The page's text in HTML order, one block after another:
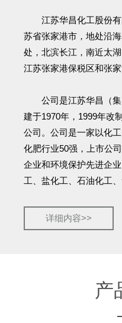
江苏华昌化工股份
苏省张家港市，地处沿
处，北滨长江，南近太
江苏张家港保税区和张
公司是江苏华昌（集
建于1970年，1999年改
公司。公司是一家以化
化肥行业50强，上市公
企业和环境保护先进企
工、盐化工、石油化工
详细内容>>
产